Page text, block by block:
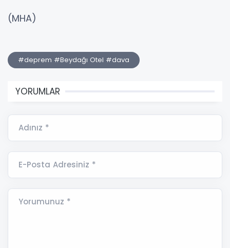
(MHA)
#deprem #Beydağı Otel #dava
YORUMLAR
Adınız *
E-Posta Adresiniz *
Yorumunuz *